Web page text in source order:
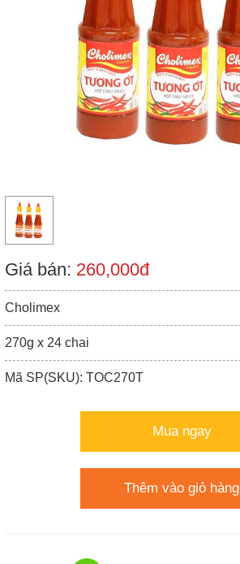
Giá bán: 260,000đ
Cholimex
270g x 24 chai
Mã SP(SKU): TOC270T
Mua ngay
Thêm vào giỏ hàng